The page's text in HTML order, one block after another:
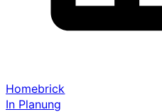
Homebrick
In Planung